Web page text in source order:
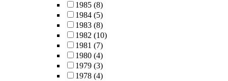
1985 (8)
1984 (5)
1983 (8)
1982 (10)
1981 (7)
1980 (4)
1979 (3)
1978 (4)